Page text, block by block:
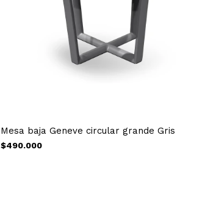
Mesa baja Geneve circular grande Gris
$490.000